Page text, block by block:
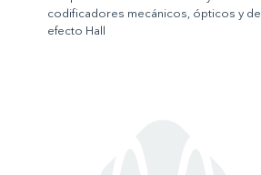
codificadores mecánicos, ópticos y de
efecto Hall